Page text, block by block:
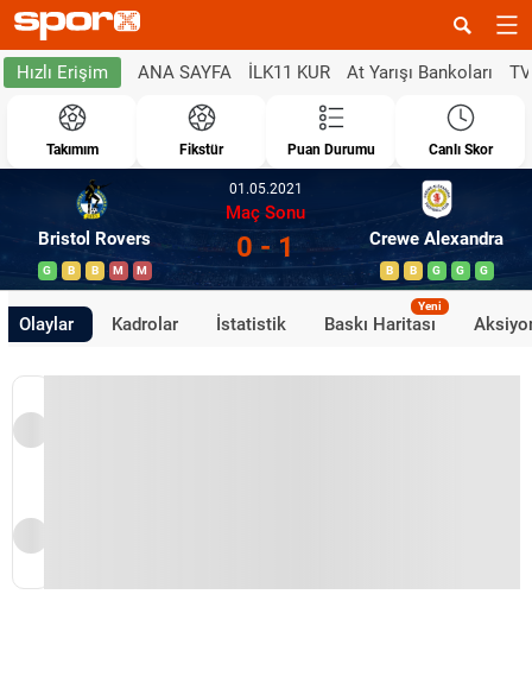
Hızlı Erişim ANA SAYFA İLK11 KUR At Yarışı Bankoları
Takımım Fikstür Puan Durumu Canlı Skor
Bristol Rovers
G B B M M
01.05.2021
Maç Sonu
0 - 1 Crewe Alexandra
B B G G G
Olaylar Kadrolar İstatistik Baskı Haritası
Yeni